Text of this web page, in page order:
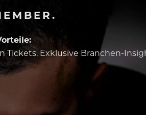
Tickets, Exklusive Branchen-